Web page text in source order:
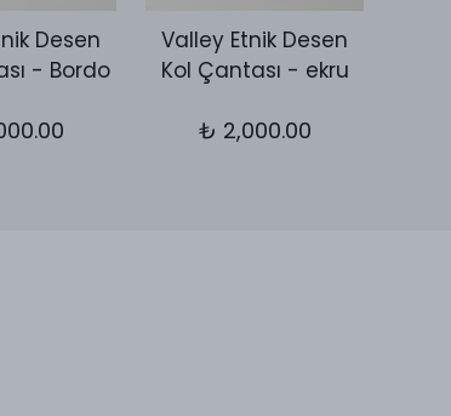
Desen
- Bordo
Valley Etnik Desen
Kol Çantası - ekru
₺ 2,000.00